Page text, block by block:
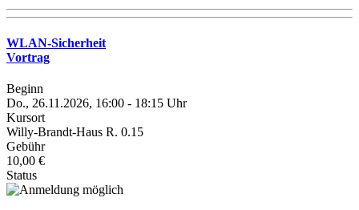
WLAN-Sicherheit
Vortrag
Beginn
Do., 26.11.2026, 16:00 - 18:15 Uhr
Kursort
Willy-Brandt-Haus R. 0.15
Gebühr
10,00 €
Status